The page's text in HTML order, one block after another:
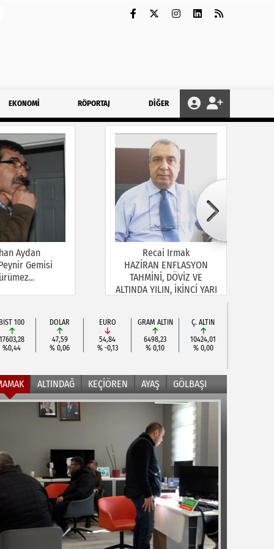
EKONOMİ RÖPORTAJ DİĞER
Aydan
Gemisi
Recai Irmak
HAZİRAN ENFLASYON
TAHMİNİ, DÖVİZ VE
ALTINDA YILIN, İKİNCİ YARI
BIST 100
17603,28
%0,44
DOLAR
47,59
% 0,06
EURO
54,84
% -0,13
GRAM ALTIN
6498,23
% 0,10
Ç. ALTIN
10424,01
% 0,00
ALTINDAĞ KEÇİÖREN AYAŞ GÖLBAŞI